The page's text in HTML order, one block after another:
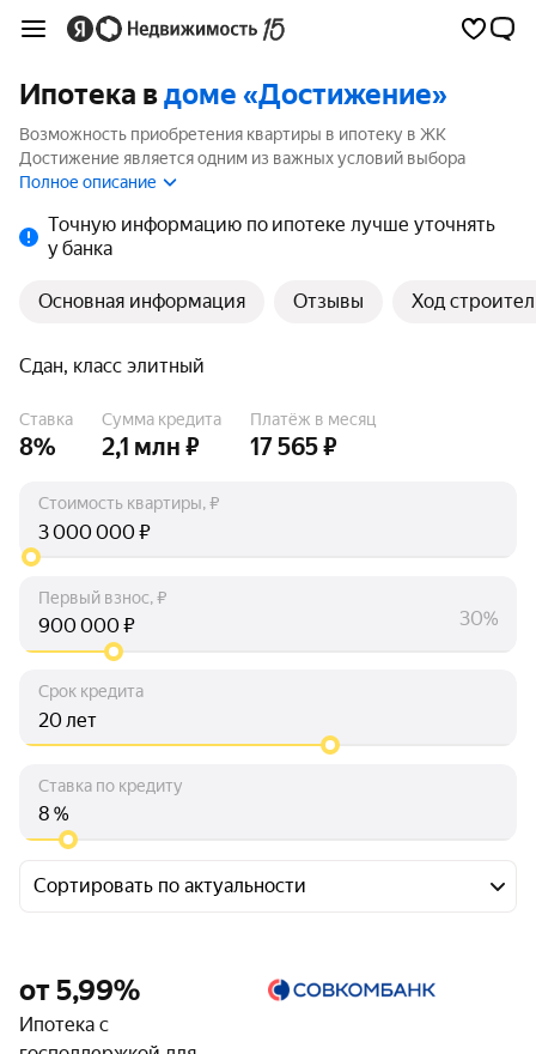
Ипотека вдоме «Достижение»
Возможность приобретения квартиры в ипотеку в ЖК
Достижение является одним из важных условий выбора
квартиры. На странице мы собрали программы кредитования
Полное описание
Точную информацию по ипотеке лучше уточнять
у банка
Основная информация Отзывы Ход
Сдан, класс элитный
Ставка
8%
Сумма кредита
2,1 млн ₽
Платёж в месяц
17 565 ₽
Стоимость квартиры, ₽
₽
Первый взнос, ₽
₽ 30%
Срок кредита
лет
Ставка по кредиту
%
Сортировать по актуальности
от 5,99%
Ипотека с